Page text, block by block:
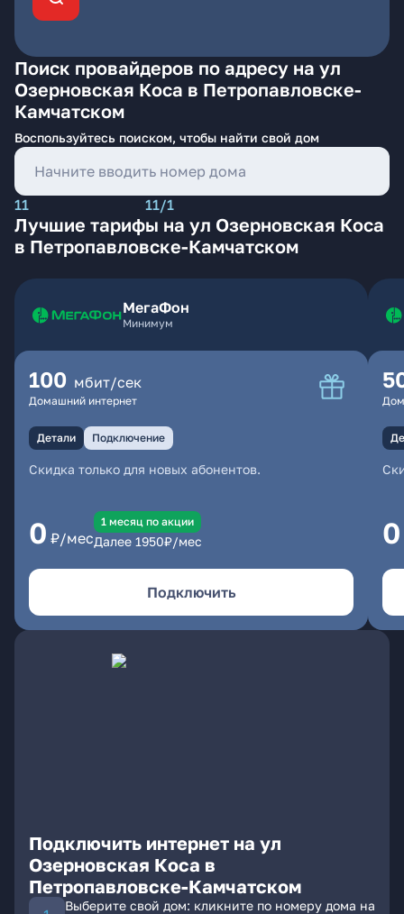
Поиск провайдеров по адресу на ул
Озерновская Коса в Петропавловске-
Камчатском
Воспользуйтесь поиском, чтобы найти свой дом
11 11/1
Лучшие тарифы на ул Озерновская Коса
в Петропавловске-Камчатском
МегаФон
Минимум
100 мбит/сек
Домашний интернет
Детали Подключение
Скидка только для новых абонентов.
0 ₽/мес
1 месяц по акции
Далее 1950₽/мес
Подключить
0
Подключить интернет на ул
Озерновская Коса в
Петропавловске-Камчатском
Выберите свой дом: кликните по номеру дома на